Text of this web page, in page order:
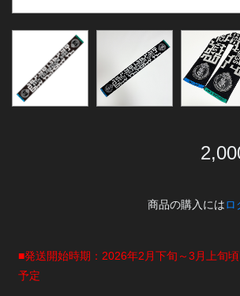
商品の購入にはロ
■発送開始時期：2026年2月下旬～3月上旬
予定